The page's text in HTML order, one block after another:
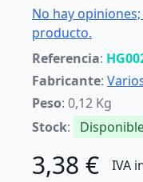
No hay
producto.
Referencia:
Fabricante:
Peso: 0,12 Kg
Stock:
3,38 € IVA